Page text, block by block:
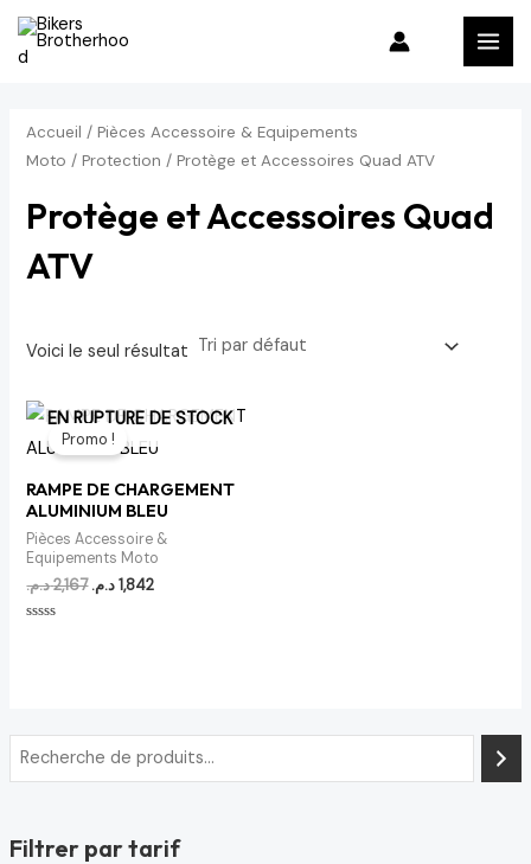
Aller
Filtrer par tarif
P
r
m
n
m
x
Accueil /Pièces Accessoire & Equipements
Moto /Protection / Protège et Accessoires Quad ATV
Protège et Accessoires Quad
ATV
Voici le seul résultat
EN RUPTURE DE STOCK
Promo !
RAMPE DE CHARGEMENT
ALUMINIUM BLEU
Pièces Accessoire &
Equipements Moto
2,167د.م.
Le
prix
initial
2,167 د.م..
1,842 د.م.
Le
prix
actuel
1,842 د.م..